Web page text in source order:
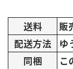
送料
販
配送方法
ゆ
同梱
こ